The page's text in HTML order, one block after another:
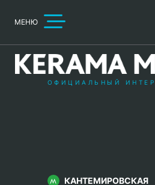
МЕНЮ
ОФИЦИАЛЬНЫЙ
КАНТЕМИРОВСКАЯ